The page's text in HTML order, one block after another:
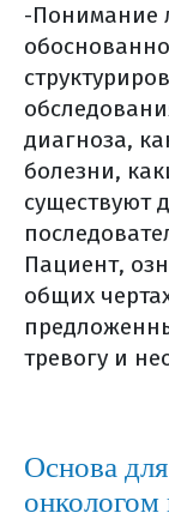
-Понимание
диагноза,
болезни,
существуют
Пациент,
общих
тревогу и
Основа
онкологом